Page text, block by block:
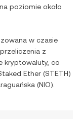
poziomie około
w czasie
z
kryptowaluty, co
Ether (STETH)
(NIO).